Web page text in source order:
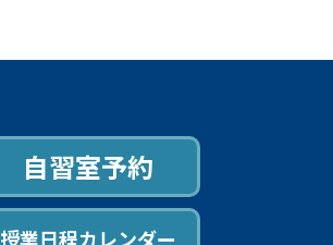
自習室予約
授業日程カレンダー